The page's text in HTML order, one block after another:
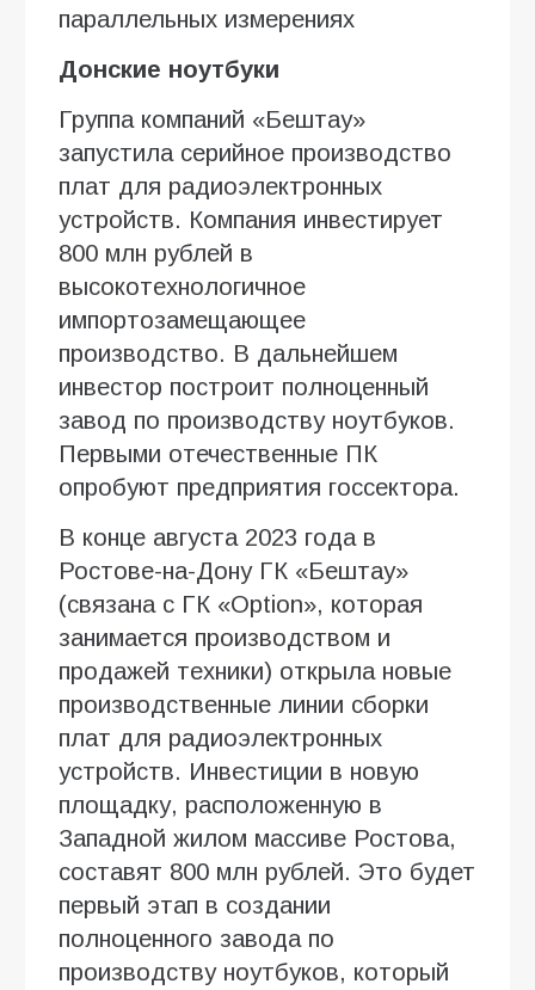
параллельных измерениях
Донские ноутбуки
Группа компаний «Бештау»
запустила серийное производство
плат для радиоэлектронных
устройств. Компания инвестирует
800 млн рублей в
высокотехнологичное
импортозамещающее
производство. В дальнейшем
инвестор построит полноценный
завод по производству ноутбуков.
Первыми отечественные ПК
опробуют предприятия госсектора.
В конце августа 2023 года в
Ростове-на-Дону ГК «Бештау»
(связана с ГК «Option», которая
занимается производством и
продажей техники) открыла новые
производственные линии сборки
плат для радиоэлектронных
устройств. Инвестиции в новую
площадку, расположенную в
Западной жилом массиве Ростова,
составят 800 млн рублей. Это будет
первый этап в создании
полноценного завода по
производству ноутбуков, который